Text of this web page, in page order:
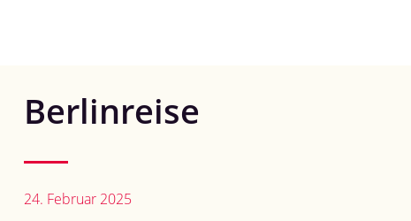
Berlinreise
24. Februar 2025